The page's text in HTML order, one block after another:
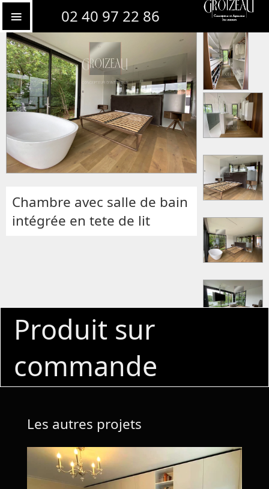
02 40 97 22 86
Chambre haut de gamme sur l'Erdre
Chambre avec salle de bain
intégrée en tete de lit
Produit sur
commande
Les autres projets